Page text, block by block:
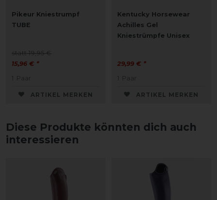
Pikeur Kniestrumpf
TUBE
statt 19,95 €
15,96 € *
1 Paar
ARTIKEL MERKEN
Kentucky Horsewear
Achilles Gel
Kniestrümpfe Unisex
29,99 € *
1 Paar
ARTIKEL MERKEN
Diese Produkte könnten dich auch
interessieren